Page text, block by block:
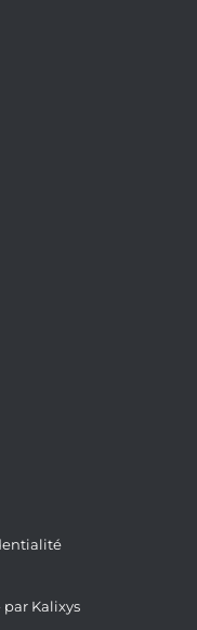
par Kalixys